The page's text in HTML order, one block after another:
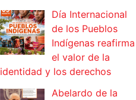
Día Internacional
de los Pueblos
Indígenas reafirma
el valor de la
identidad y los derechos
Abelardo de la